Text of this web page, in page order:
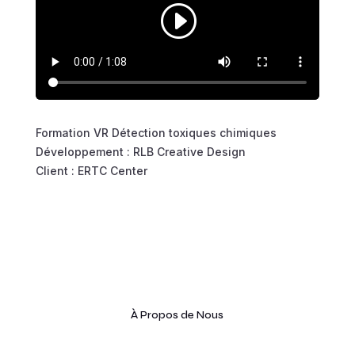
Formation VR Détection toxiques chimiques
Développement : RLB Creative Design
Client : ERTC Center
À Propos de Nous